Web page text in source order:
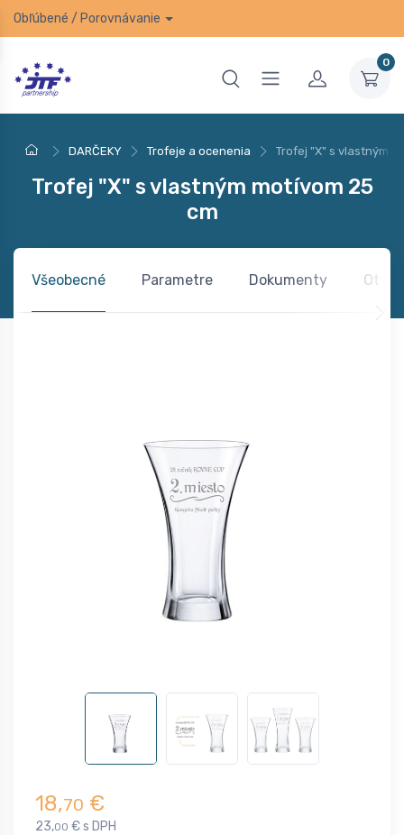
Obľúbené / Porovnávanie
0
DARČEKY Trofeje a ocenenia Trofej "X" s vlastným
Trofej "X" s vlastným motívom 25
cm
Všeobecné Parametre Dokumenty
18,70 €
23,00 € s DPH